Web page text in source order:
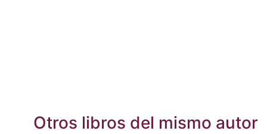
Otros libros del mismo autor